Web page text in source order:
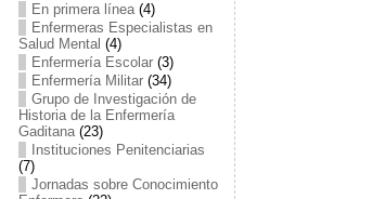
En primera línea(4)
Enfermeras Especialistas en
Salud Mental (4)
Enfermería Escolar(3)
Enfermería Militar(34)
Grupo de Investigación de
Historia de la Enfermería
Gaditana(23)
Instituciones Penitenciarias
(7)
Jornadas sobre Conocimiento